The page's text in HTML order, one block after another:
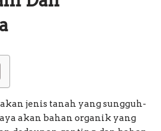
jenis tanah yang sungguh-
akan bahan organik yang